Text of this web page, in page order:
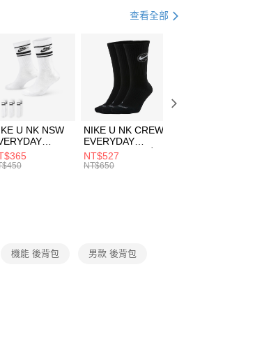
後，再付款。
程】
先享後付」後，將跳轉至「AFTEE先享後
並確認金額後，即可完成結帳。
到繳費通知簡訊。
天內，點擊此簡訊中的連結，可透過四大超商
式進行付款，方視為交易完成。
不需立刻繳費，但若您需要取消訂單，請聯
同意取消之訂單仍視為有效，需透過AFTEE
內提供個人資料，並將交易相關給付款項請
含以上)免運費
含以上)免運費
含以上)免運費
查看全部
U NK NSW
CR
短統襪
NIKE U NK CREW
EVERYDAY
BBALL 3PR 男女
長統襪
NT$527
NT$650
機能 後背包 男款 後背包